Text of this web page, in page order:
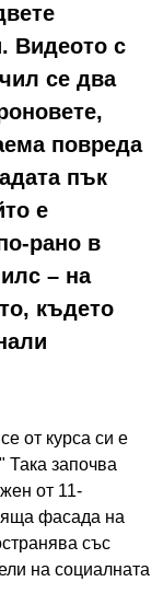
Видеото с
се два
повреда
пък
е
рано в
– на
където
от курса си е
Така започва
от 11-
фасада на
със
на социалната